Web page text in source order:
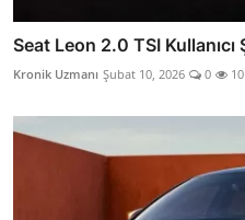
Seat Leon 2.0 TSI
Kronik Uzmanı Şubat 10, 2026 0